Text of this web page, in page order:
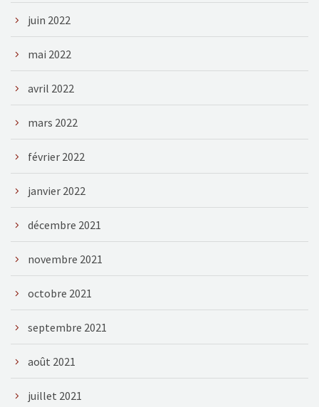
juin 2022
mai 2022
avril 2022
mars 2022
février 2022
janvier 2022
décembre 2021
novembre 2021
octobre 2021
septembre 2021
août 2021
juillet 2021